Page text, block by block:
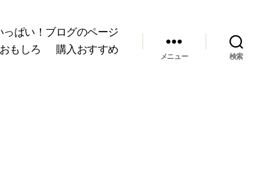
ぱい！ブログのページ
おもしろ 購入おすすめ
メニュー 検索